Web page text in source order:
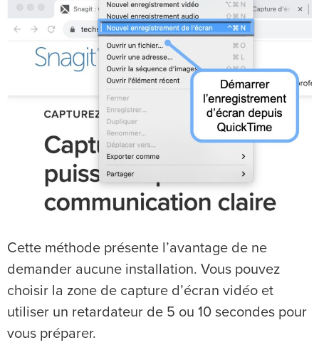
Cette méthode présente l’avantage de ne
demander aucune installation. Vous pouvez
choisir la zone de capture d’écran vidéo et
utiliser un retardateur de 5 ou 10 secondes pour
vous préparer.